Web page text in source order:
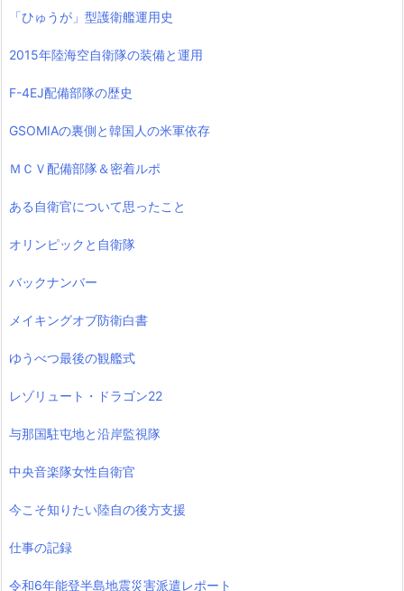
「ひゅうが」型護衛艦運用史
2015年陸海空自衛隊の装備と運用
F-4EJ配備部隊の歴史
GSOMIAの裏側と韓国人の米軍依存
ＭＣＶ配備部隊＆密着ルポ
ある自衛官について思ったこと
オリンピックと自衛隊
バックナンバー
メイキングオブ防衛白書
ゆうべつ最後の観艦式
レゾリュート・ドラゴン22
与那国駐屯地と沿岸監視隊
中央音楽隊女性自衛官
今こそ知りたい陸自の後方支援
仕事の記録
令和6年能登半島地震災害派遣レポート